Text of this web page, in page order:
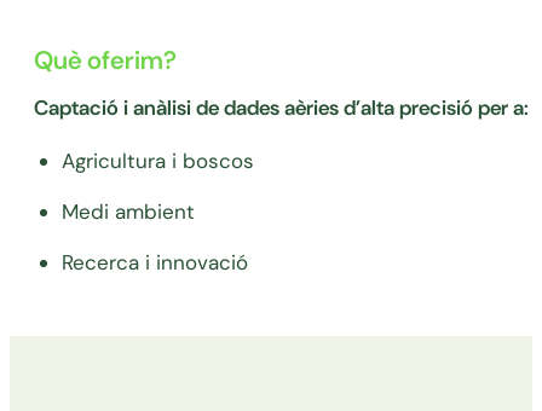
Què oferim?
Captació i anàlisi de dades aèries d’alta precisió per a:
Agricultura i boscos
Medi ambient
Recerca i innovació